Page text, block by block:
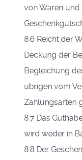
von Waren
8.6 Reicht der
Deckung der
Begleichung
übrigen vom
Zahlungsarten
8.7 Das
wird weder in
8.8 Der